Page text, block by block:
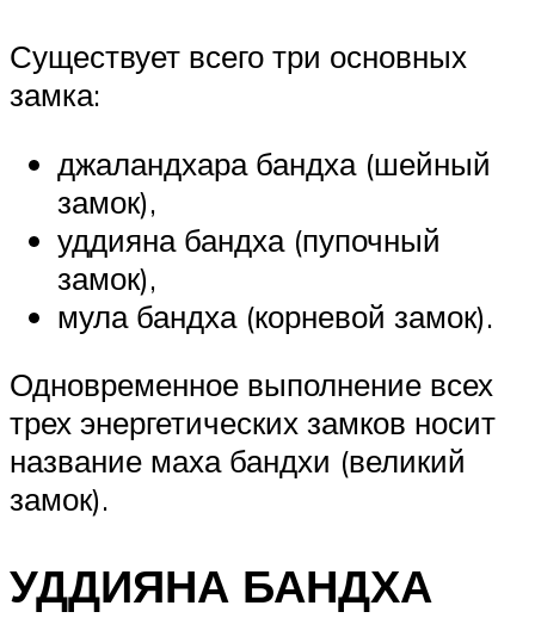
Существует всего три основных
замка:
джаландхара бандха (шейный
замок),
уддияна бандха (пупочный
замок),
мула бандха (корневой замок).
Одновременное выполнение всех
трех энергетических замков носит
название маха бандхи (великий
замок).
УДДИЯНА БАНДХА